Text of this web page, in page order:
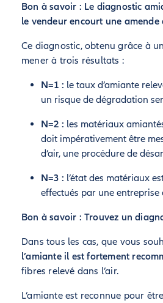
Bon à savoir : Le diagnostic
le vendeur encourt une amende
Ce diagnostic, obtenu grâce à
mener à trois résultats :
N=1 : le taux d’amiante
un risque de dégradation
N=2 : les matériaux
doit impérativement être
d’air, une procédure de
N=3 : l’état des matériaux
effectués par une
Bon à savoir : Trouvez un
Dans tous les cas, que vous
l’amiante il est fortement
fibres relevé dans l’air.
L’amiante est reconnue pour